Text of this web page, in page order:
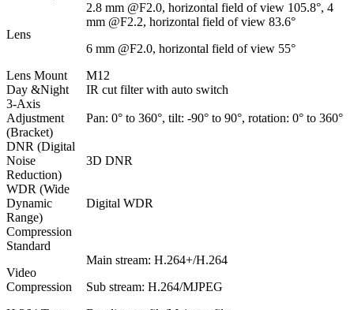
Lens
2.8 mm @F2.0, horizontal field of view 105.8°, 4
mm @F2.2, horizontal field of view 83.6°
6 mm @F2.0, horizontal field of view 55°
Lens Mount
M12
Day &Night
IR cut filter with auto switch
3-Axis
Adjustment
(Bracket)
Pan: 0° to 360°, tilt: -90° to 90°, rotation: 0° to 360°
DNR (Digital
Noise
Reduction)
3D DNR
WDR (Wide
Dynamic
Range)
Digital WDR
Compression
Standard
Video
Compression
Main stream: H.264+/H.264
Sub stream: H.264/MJPEG